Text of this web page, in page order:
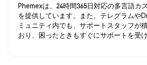
Phemexは、24時間365日対応の多言語カ
を提供しています。また、テレグラムや
ミュニティ内でも、サポートスタッフが
おり、困ったときもすぐにサポートを受け